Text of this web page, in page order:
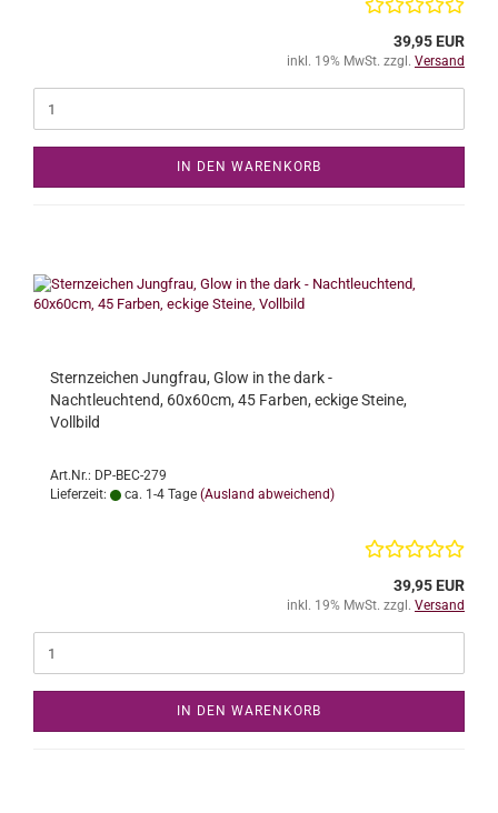
39,95 EUR
inkl. 19% MwSt. zzgl. Versand
IN DEN WARENKORB
Sternzeichen Jungfrau, Glow in the dark -
Nachtleuchtend, 60x60cm, 45 Farben, eckige Steine,
Vollbild
Art.Nr.: DP-BEC-279
Lieferzeit:
ca. 1-4 Tage (Ausland abweichend)
39,95 EUR
inkl. 19% MwSt. zzgl. Versand
IN DEN WARENKORB